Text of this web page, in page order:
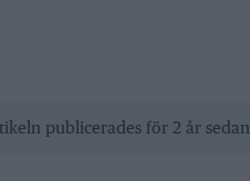
publicerades för 2 år sedan